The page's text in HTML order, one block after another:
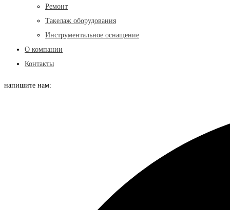
Ремонт
Такелаж оборудования
Инструментальное оснащение
О компании
Контакты
напишите нам: